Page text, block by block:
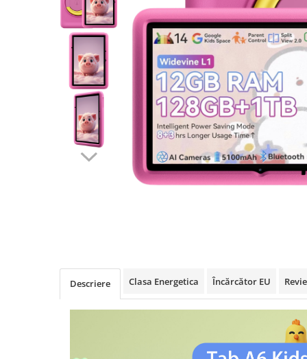
Accesorii smartwatch
ELECTROCASNICE
Aparate de Gătit
Oală sub Presiune
Mașini de Spălat Vase
Mașini de Spălat Rufe
Roboți Geamuri
Descriere Clasa Energetica Încărcător EU